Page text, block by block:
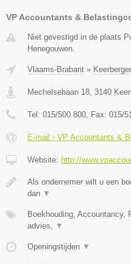
VP Accountants &
Niet gevestigd in de plaats
Henegouwen.
Vlaams-Brabant »
Mechelsebaan 18, 3140
Tel: 015/500.800, Fax: 015/
E-mail › VP Accountants &
Website: http://
Als ondernemer wilt u een
dan ▼
Boekhouding, Accountancy,
advies, ▼
Openingstijden ▼